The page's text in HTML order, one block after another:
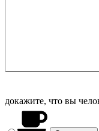
докажите, что вы